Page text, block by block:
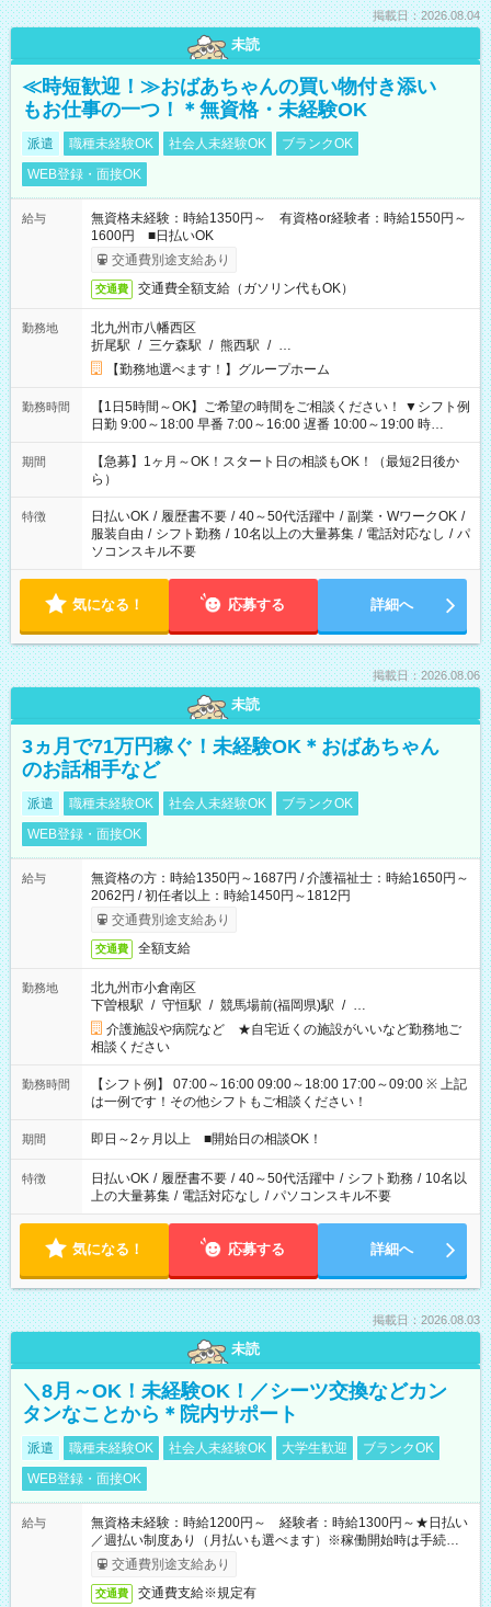
掲載日：2026.08.04
未読
≪時短歓迎！≫おばあちゃんの買い物付き添い
もお仕事の一つ！＊無資格・未経験OK
派遣 職種未経験OK 社会人未経験OK
ブランクOK
WEB登録・面接OK
給与
無資格未経験：時給1350円～ 有資格or経験者：時給1550円～
1600円 ■日払いOK
交通費別途支給あり
交通費 交通費全額支給（ガソリン代もOK）
勤務地
北九州市八幡西区
折尾駅 / 三ケ森駅 / 熊西駅 / …
【勤務地選べます！】グループホーム
勤務時間
【1日5時間～OK】ご希望の時間をご相談ください！ ▼シフト例
日勤 9:00～18:00 早番 7:00～16:00 遅番 10:00～19:00 時
短 10:00～15:00 上記はあくまで一例です。 「夕方までには帰
宅しておきたい」 「朝はゆっくりのスタートがいい」 「お昼の
時間を有効に使いたい」 など、ご希望があれば教えてください
ね。
期間
【急募】1ヶ月～OK！スタート日の相談もOK！（最短2日後か
ら）
特徴 日払いOK / 履歴書不要 / 40～50代活躍中 / 副業・WワークOK /
服装自由 / シフト勤務 / 10名以上の大量募集 / 電話対応なし / パ
ソコンスキル不要
気になる！ 応募する 詳細へ
掲載日：2026.08.06
未読
3ヵ月で71万円稼ぐ！未経験OK＊おばあちゃん
のお話相手など
派遣 職種未経験OK 社会人未経験OK
ブランクOK
WEB登録・面接OK
給与
無資格の方：時給1350円～1687円 / 介護福祉士：時給1650円～
2062円 / 初任者以上：時給1450円～1812円
交通費別途支給あり
交通費 全額支給
勤務地
北九州市小倉南区
下曽根駅 / 守恒駅 / 競馬場前(福岡県)駅 / …
介護施設や病院など ★自宅近くの施設がいいなど勤務地ご
相談ください
勤務時間
【シフト例】 07:00～16:00 09:00～18:00 17:00～09:00 ※ 上記
は一例です！その他シフトもご相談ください！
期間 即日～2ヶ月以上 ■開始日の相談OK！
特徴 日払いOK / 履歴書不要 / 40～50代活躍中 / シフト勤務 / 10名以
上の大量募集 / 電話対応なし / パソコンスキル不要
気になる！ 応募する 詳細へ
掲載日：2026.08.03
未読
＼8月～OK！未経験OK！／シーツ交換などカン
タンなことから＊院内サポート
派遣 職種未経験OK 社会人未経験OK 大学生歓迎
ブランクOK
WEB登録・面接OK
給与
無資格未経験：時給1200円～ 経験者：時給1300円～★日払い
／週払い制度あり（月払いも選べます）※稼働開始時は手続き完
了次第のお支払いとなります。
交通費別途支給あり
交通費 交通費支給※規定有